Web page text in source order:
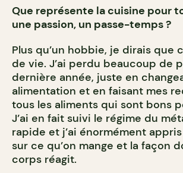
Que représente la cuisine pour
une passion, un passe-temps ?
Plus qu’un hobbie, je dirais que
de vie. J’ai perdu beaucoup de
dernière année, juste en
alimentation et en faisant mes
tous les aliments qui sont bons
J’ai en fait suivi le régime du
rapide et j’ai énormément
sur ce qu’on mange et la façon
corps réagit.